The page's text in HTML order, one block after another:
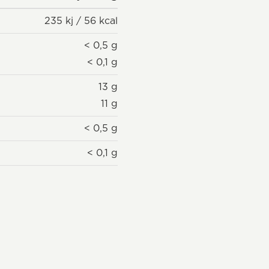
235 kj / 56 kcal
< 0,5 g
< 0,1 g
13 g
11 g
< 0,5 g
< 0,1 g